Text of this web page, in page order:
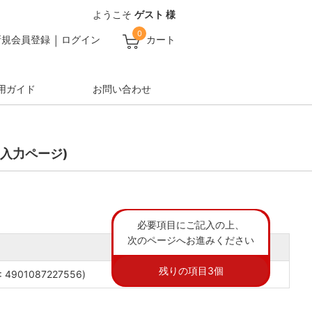
ようこそ ゲスト 様
会員登録 ログイン カート
0
ガイド お問い合わせ
力ページ)
: 4901087227556)
必要項目にご記入の上、
次のページへお進みください
残りの項目3個